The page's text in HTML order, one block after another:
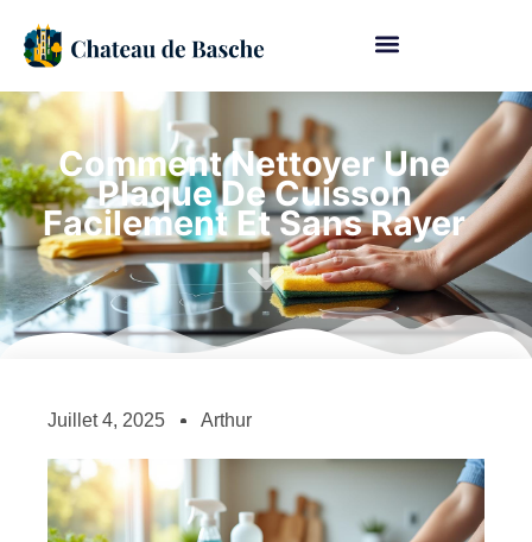
Comment Nettoyer Une
Plaque De Cuisson
Facilement Et Sans Rayer
Juillet 4, 2025 Arthur